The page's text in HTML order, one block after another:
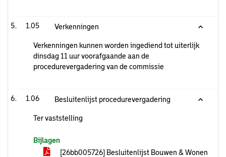
1.05 Verkenningen
Verkenningen kunnen worden ingediend tot uiterlijk
dinsdag 11 uur voorafgaande aan de
procedurevergadering van de commissie
1.06 Besluitenlijst procedurevergadering
Ter vaststelling
Bijlagen
[26bb005726] Besluitenlijst Bouwen & Wonen